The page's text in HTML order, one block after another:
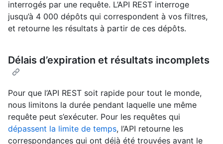
interrogés par une requête. L’API REST interroge
jusqu’à 4 000 dépôts qui correspondent à vos filtres,
et retourne les résultats à partir de ces dépôts.
Délais d’expiration et résultats incomplets
Pour que l’API REST soit rapide pour tout le monde,
nous limitons la durée pendant laquelle une même
requête peut s’exécuter. Pour les requêtes qui
dépassent la limite de temps, l’API retourne les
correspondances qui ont déjà été trouvées avant le